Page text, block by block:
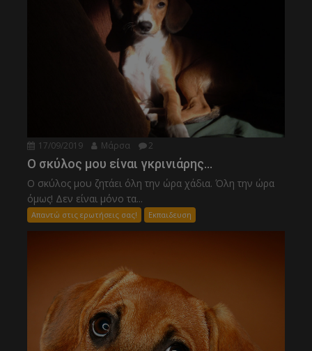
17/09/2019 Μάρσα 2
Ο σκύλος μου είναι γκρινιάρης…
Ο σκύλος μου ζητάει όλη την ώρα χάδια. Όλη την ώρα
όμως! Δεν είναι μόνο τα...
Απαντώ στις ερωτήσεις σας! Εκπαιδευση